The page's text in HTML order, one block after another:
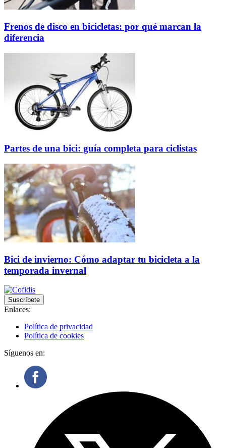
Frenos de disco en bicicletas: por qué marcan la
diferencia
Partes de una bici: guía completa para ciclistas
Bici de invierno: Cómo adaptar tu bicicleta a la
temporada invernal
Suscríbete
Enlaces:
Política de privacidad
Política de cookies
Síguenos en: